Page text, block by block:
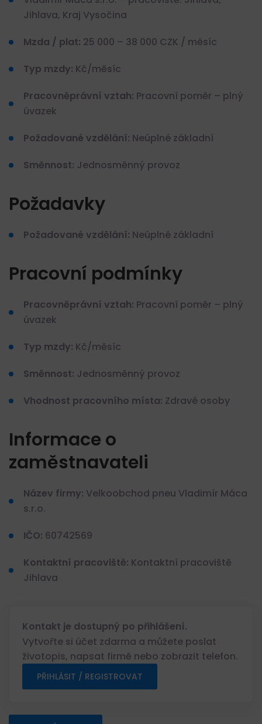
Jihlava, Kraj Vysočina
Mzda / plat: 25 000 – 38 000 CZK / měsíc
Typ mzdy: Kč/měsíc
Pracovněprávní vztah: Pracovní poměr – plný
úvazek
Požadované vzdělání: Neúplné základní
Směnnost: Jednosměnný provoz
Požadavky
Požadované vzdělání: Neúplné základní
Pracovní podmínky
Pracovněprávní vztah: Pracovní poměr – plný
úvazek
Typ mzdy: Kč/měsíc
Směnnost: Jednosměnný provoz
Vhodnost pracovního místa: Zdravé osoby
Informace o
zaměstnavateli
Název firmy: Velkoobchod pneu Vladimír Máca
s.r.o.
IČO: 60742569
Kontaktní pracoviště: Kontaktní pracoviště
Jihlava
Kontakt je dostupný po přihlášení.
Vytvořte si účet zdarma a můžete poslat
životopis, napsat firmě nebo zobrazit telefon.
PŘIHLÁSIT / REGISTROVAT